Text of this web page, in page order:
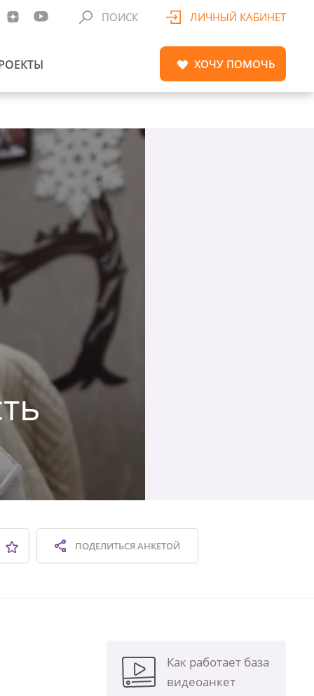
ПОИСК ЛИЧНЫЙ КАБИНЕТ
ХОЧУ ПОМОЧЬ
ПОДЕЛИТЬСЯАНКЕТОЙ
Как работает база
видеоанкет